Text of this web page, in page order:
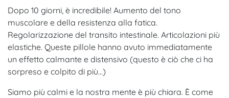
Dopo 10 giorni, è incredibile! Aumento del tono
muscolare e della resistenza alla fatica.
Regolarizzazione del transito intestinale. Articolazioni più
elastiche. Queste pillole hanno avuto immediatamente
un effetto calmante e distensivo (questo è ciò che ci ha
sorpreso e colpito di più…)
Siamo più calmi e la nostra mente è più chiara. È come